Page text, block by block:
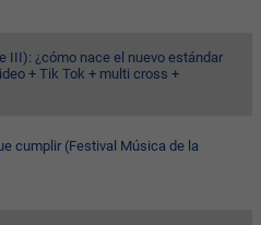
III): ¿cómo nace el nuevo estándar
+ Tik Tok + multi cross +
cumplir (Festival Música de la